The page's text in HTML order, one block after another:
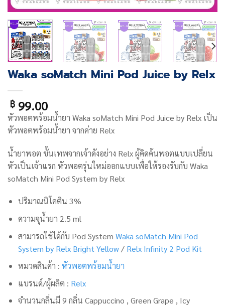
Waka soMatch Mini Pod Juice by Relx
฿99.00
หัวพอตพร้อมน้ำยา Waka soMatch Mini Pod Juice by Relx เป็น
หัวพอตพร้อมน้ำยา จากค่าย Relx
น้ำยาพอต ขั้นเทพจากเจ้าดังอย่าง Relx ผู้คิดค้นพอตแบบเปลี่ยน
หัวเป็นเจ้าแรก หัวพอตรุ่นใหม่ออกแบบเพื่อให้รองรับกับ Waka
soMatch Mini Pod System by Relx
ปริมาณนิโคติน 3%
ความจุน้ำยา 2.5 ml
สามารถใช้ได้กับ Pod System Waka soMatch Mini Pod
System by Relx Bright Yellow/ Relx Infinity 2 Pod Kit
หมวดสินค้า : หัวพอตพร้อมน้ำยา
แบรนด์/ผู้ผลิต : Relx
จำนวนกลิ่นมี 9 กลิ่น Cappuccino , Green Grape , Icy